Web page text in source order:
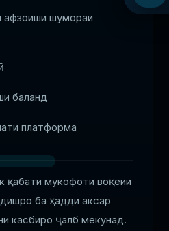
афзоиши шумораи
баланд
платформа
қабати мукофоти воқеии
ба ҳадди аксар
касбиро ҷалб мекунад.